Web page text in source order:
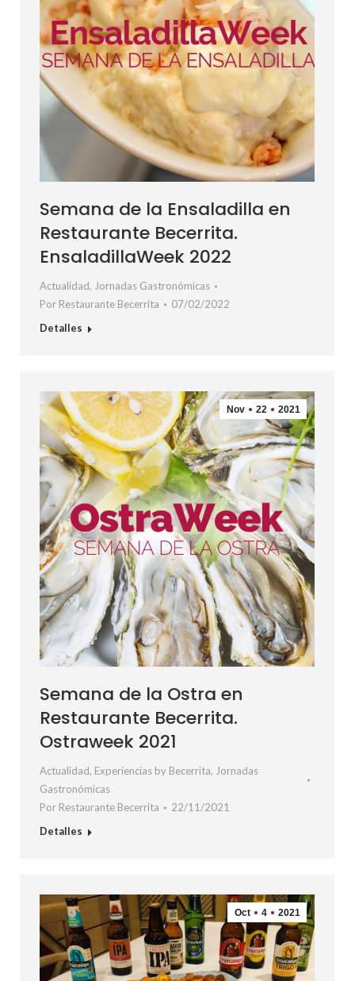
Semana de la Ensaladilla en
Restaurante Becerrita.
EnsaladillaWeek 2022
Actualidad, Jornadas Gastronómicas
Por Restaurante Becerrita
07/02/2022
Detalles
Nov 22 2021
Semana de la Ostra en
Restaurante Becerrita.
Ostraweek 2021
Actualidad, Experiencias by Becerrita, Jornadas
Gastronómicas
Por Restaurante Becerrita
22/11/2021
Detalles
Oct 4 2021